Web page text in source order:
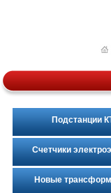
Подстанции
Счетчики
Новые